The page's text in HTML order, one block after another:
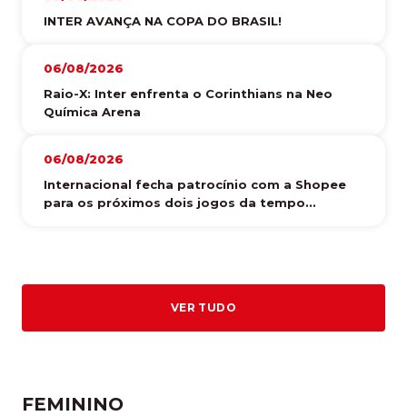
INTER AVANÇA NA COPA DO BRASIL!
06/08/2026
Raio-X: Inter enfrenta o Corinthians na Neo
Química Arena
06/08/2026
Internacional fecha patrocínio com a Shopee
para os próximos dois jogos da tempo...
VER TUDO
FEMININO